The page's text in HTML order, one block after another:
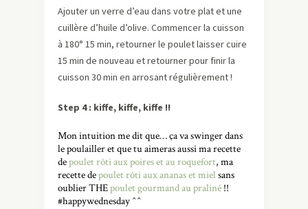
Ajouter un verre d’eau dans votre plat et une
cuillère d’huile d’olive. Commencer la cuisson
à 180° 15 min, retourner le poulet laisser cuire
15 min de nouveau et retourner pour finir la
cuisson 30 min en arrosant régulièrement !
Step 4 : kiffe, kiffe, kiffe !!
Mon intuition me dit que… ça va swinger dans
le poulailler et que tu aimeras aussi ma recette
depoulet rôti aux poires et au roquefort, ma
recette depoulet rôti aux ananas et miel sans
oublier THEpoulet gourmand au praliné !!
#happywednesday ^^